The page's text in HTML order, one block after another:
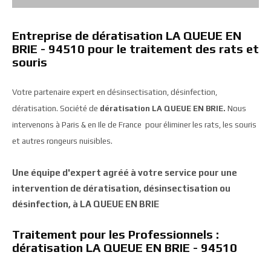
Entreprise de dératisation LA QUEUE EN
BRIE - 94510 pour le traitement des rats et
souris
Votre partenaire expert en désinsectisation, désinfection,
dératisation. Société de dératisation LA QUEUE EN BRIE. Nous
intervenons à Paris & en Ile de France pour éliminer les rats, les souris
et autres rongeurs nuisibles.
Une équipe d'expert agréé à votre service pour une
intervention de dératisation, désinsectisation ou
désinfection, à LA QUEUE EN BRIE
Traitement pour les Professionnels :
dératisation LA QUEUE EN BRIE - 94510